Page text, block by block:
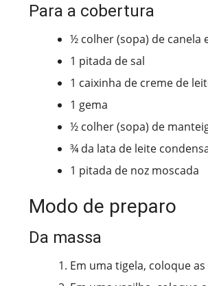
Para a cobertura
½ colher (sopa) de canela
1 pitada de sal
1 caixinha de creme de
1 gema
½ colher (sopa) de
¾ da lata de leite
1 pitada de noz moscada
Modo de preparo
Da massa
Em uma tigela, coloque